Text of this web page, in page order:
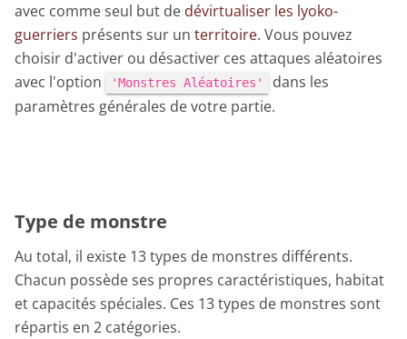
avec comme seul but de dévirtualiser les lyoko-
guerriers présents sur un territoire. Vous pouvez
choisir d'activer ou désactiver ces attaques aléatoires
avec l'option
'Monstres Aléatoires'
dans les
paramètres générales de votre partie.
Type de monstre
Au total, il existe 13 types de monstres différents.
Chacun possède ses propres caractéristiques, habitat
et capacités spéciales. Ces 13 types de monstres sont
répartis en 2 catégories.